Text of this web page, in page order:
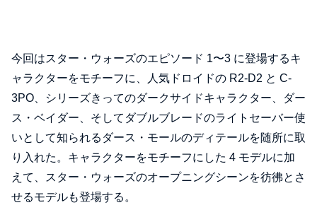
今回はスター・ウォーズのエピソード 1〜3 に登場するキ
ャラクターをモチーフに、人気ドロイドの R2-D2 と C-
3PO、シリーズきってのダークサイドキャラクター、ダー
ス・ベイダー、そしてダブルブレードのライトセーバー使
いとして知られるダース・モールのディテールを随所に取
り入れた。キャラクターをモチーフにした 4 モデルに加
えて、スター・ウォーズのオープニングシーンを彷彿とさ
せるモデルも登場する。